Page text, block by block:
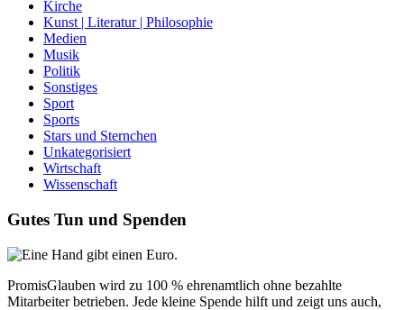
Kirche
Kunst | Literatur | Philosophie
Medien
Musik
Politik
Sonstiges
Sport
Sports
Stars und Sternchen
Unkategorisiert
Wirtschaft
Wissenschaft
Gutes Tun und Spenden
PromisGlauben wird zu 100 % ehrenamtlich ohne bezahlte
Mitarbeiter betrieben. Jede kleine Spende hilft und zeigt uns auch,